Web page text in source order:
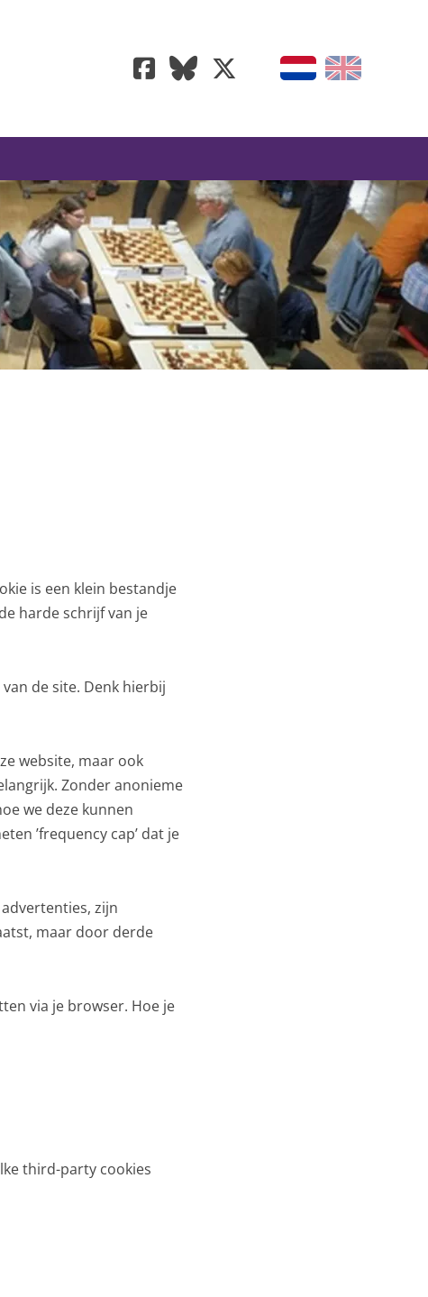
is een klein bestandje
harde schrijf van je
de site. Denk hierbij
website, maar ook
Zonder anonieme
we deze kunnen
’frequency cap’ dat je
zijn
maar door derde
via je browser. Hoe je
third-party cookies